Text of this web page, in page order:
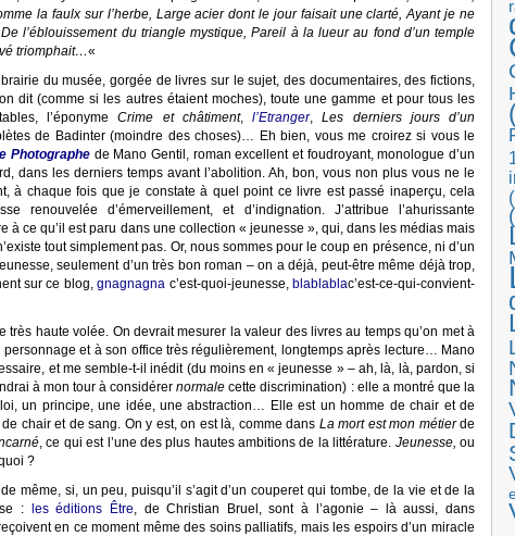
la faulx sur l’herbe, Large acier dont le jour faisait une clarté, Ayant je ne
l’éblouissement du triangle mystique, Pareil à la lueur au fond d’un temple
triomphait…«
du musée, gorgée de livres sur le sujet, des documentaires, des fictions,
dit (comme si les autres étaient moches), toute une gamme et pour tous les
l’éponymeCrime et châtiment, l’Etranger,Les derniers jours d’un
de Badinter (moindre des choses)… Eh bien, vous me croirez si vous le
Photographe de Mano Gentil, roman excellent et foudroyant, monologue d’un
dans les derniers temps avant l’abolition. Ah, bon, vous non plus vous ne le
à chaque fois que je constate à quel point ce livre est passé inaperçu, cela
renouvelée d’émerveillement, et d’indignation. J’attribue l’ahurissante
à ce qu’il est paru dans une collection « jeunesse », qui, dans les médias mais
tout simplement pas. Or, nous sommes pour le coup en présence, ni d’un
seulement d’un très bon roman – on a déjà, peut-être même déjà trop,
sur ce blog,gnagnagna c’est-quoi-jeunesse, blablablac’est-ce-qui-convient-
très haute volée. On devrait mesurer la valeur des livres au temps qu’on met à
et à son office très régulièrement, longtemps après lecture… Mano
et me semble-t-il inédit (du moins en « jeunesse » – ah, là, là, pardon, si
à mon tour à considérernormalecette discrimination) : elle a montré que la
un principe, une idée, une abstraction… Elle est un homme de chair et de
chair et de sang. On y est, on est là, comme dans La mort est mon métierde
, ce qui est l’une des plus hautes ambitions de la littérature. Jeunesse, ou
?
même, si, un peu, puisqu’il s’agit d’un couperet qui tombe, de la vie et de la
:
les éditions Être, de Christian Bruel, sont à l’agonie – là aussi, dans
en ce moment même des soins palliatifs, mais les espoirs d’un miracle